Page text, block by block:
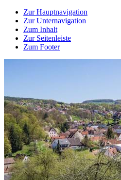
Zur Hauptnavigation
Zur Unternavigation
Zum Inhalt
Zur Seitenleiste
Zum Footer